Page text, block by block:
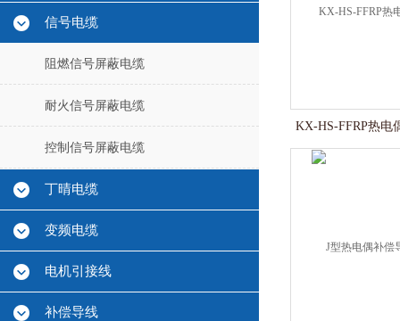
信号电缆
阻燃信号屏蔽电缆
耐火信号屏蔽电缆
控制信号屏蔽电缆
丁晴电缆
变频电缆
电机引接线
补偿导线
KX-HS-FFRP热电